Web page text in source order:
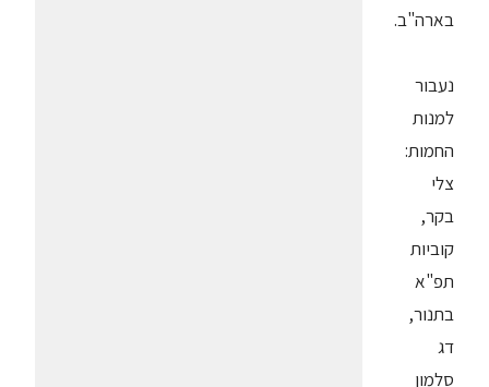
בארה"ב.
נעבור
למנות
החמות:
צלי
בקר,
קוביות
תפ"א
בתנור,
דג
סלמון